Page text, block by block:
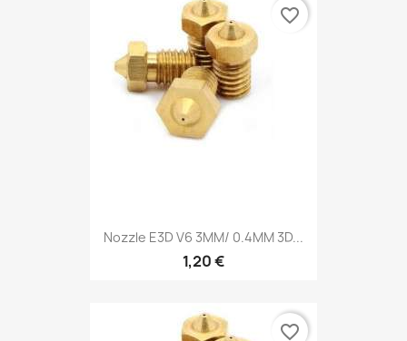
Nozzle E3D V6 3MM/ 0.4MM 3D...
1,20 €
favorite_border
favorite_border